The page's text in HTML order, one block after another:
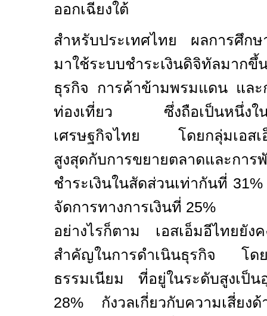
ออกเฉียงใต้
สำหรับประเทศไทย ผลการศึกษ
มาใช้ระบบชำระเงินดิจิทัลมาก
ธุรกิจ การค้าข้ามพรมแดน และ
ท่องเที่ยว ซึ่งถือเป็นหนึ่งในแ
เศรษฐกิจไทย โดยกลุ่มเอสเ
สูงสุดกับการขยายตลาดและกา
ชำระเงินในสัดส่วนเท่ากันที่ 31%
จัดการทางการเงินที่ 25%
อย่างไรก็ตาม เอสเอ็มอีไทยยัง
สำคัญในการดำเนินธุรกิจ
ธรรมเนียม ที่อยู่ในระดับสูงเ
28% กังวลเกี่ยวกับความเสี่ย